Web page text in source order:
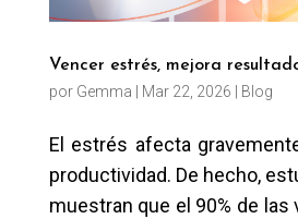
Vencer estrés, mejora
por Gemma Mar 22, 2026 Blog
El estrés afecta
productividad. De hecho,
muestran que el 90% de